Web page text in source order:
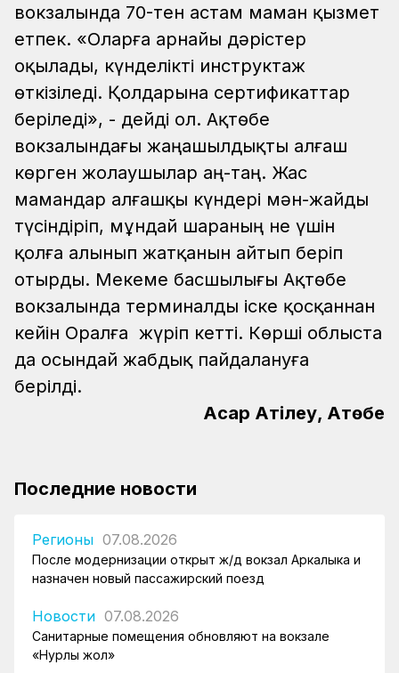
вокзалында 70-тен астам маман қызмет
етпек. «Оларға арнайы дәрістер
оқылады, күнделікті инструктаж
өткізіледі. Қолдарына сертификаттар
беріледі», - дейді ол. Ақтөбе
вокзалындағы жаңашылдықты алғаш
көрген жолаушылар аң-таң. Жас
мамандар алғашқы күндері мән-жайды
түсіндіріп, мұндай шараның не үшін
қолға алынып жатқанын айтып беріп
отырды. Мекеме басшылығы Ақтөбе
вокзалында терминалды іске қосқаннан
кейін Оралға жүріп кетті. Көрші облыста
да осындай жабдық пайдалануға
берілді.
Асқар Ақтілеу, Ақтөбе
Последние новости
Регионы 07.08.2026
После модернизации открыт ж/д вокзал Аркалыка и
назначен новый пассажирский поезд
Новости 07.08.2026
Санитарные помещения обновляют на вокзале
«Нурлы жол»